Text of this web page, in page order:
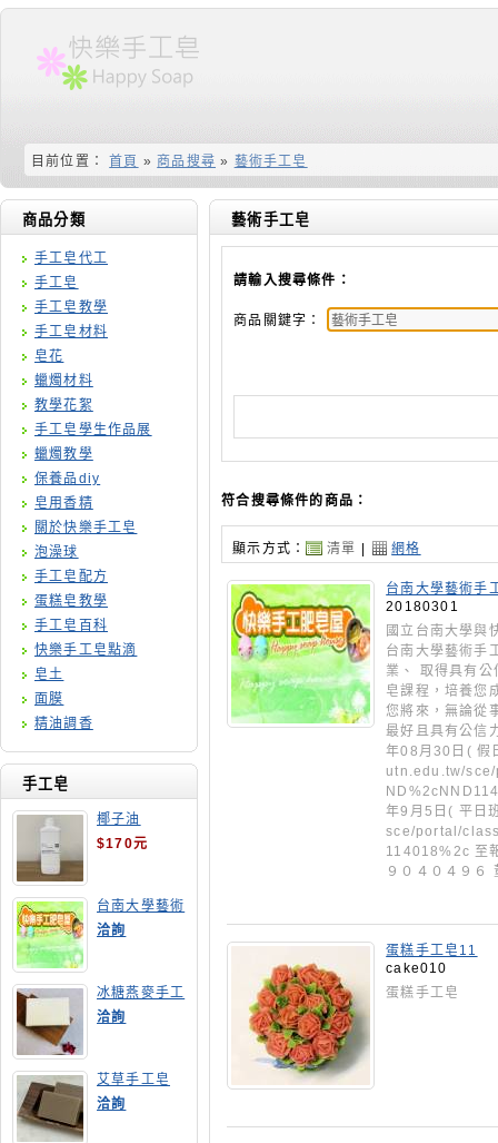
目前位置： 首頁 » 商品搜尋 » 藝術手工皂
商品分類
手工皂代工
手工皂
手工皂教學
手工皂材料
皂花
蠟燭材料
教學花絮
手工皂學生作品展
蠟燭教學
保養品diy
皂用香精
關於快樂手工皂
泡澡球
手工皂配方
蛋糕皂教學
手工皂百科
快樂手工皂點滴
皂土
面膜
精油調香
手工皂
椰子油
$170元
台南大學藝術
手工皂師資培
訓班
洽詢
冰糖燕麥手工
皂
洽詢
艾草手工皂
洽詢
藝術手工皂
請輸入搜尋條件：
商品關鍵字：
符合搜尋條件的商品：
顯示方式： 清單 | 網格
台南大學藝術手
20180301
國立台南大學與
台南大學藝術手
業、 取得具有
皂課程，培養您
您將來，無論從
最好且具有公信
年08月30日( 假
utn.edu.tw/
年9月5日( 平日
sce/portal/
114018%2c 至
９０４０４
蛋糕手工皂11
cake010
蛋糕手工皂